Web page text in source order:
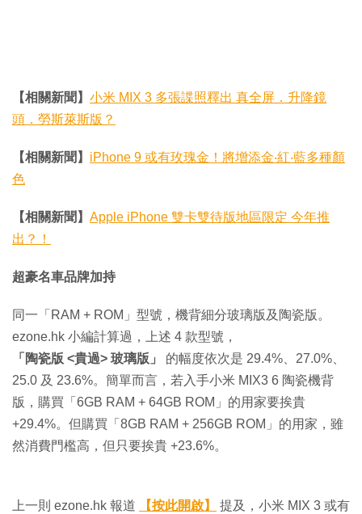
【相關新聞】 小米 MIX 3 多張諜照釋出 真全屏．升降鏡
頭．勞斯萊斯版？
【相關新聞】 iPhone 9 或有玫瑰金！將增添金‧紅‧藍多種顏
色
【相關新聞】 Apple iPhone 雙卡雙待版地區限定 今年推
出？！
超豪名車品牌加持
同一「RAM + ROM」型號，機背細分玻璃版及陶瓷版。
ezone.hk 小編計算過，上述 4 款型號，
「陶瓷版 <貴過> 玻璃版」 的幅度依次是 29.4%、27.0%、
25.0 及 23.6%。簡單而言，若入手小米 MIX3 6 陶瓷機背
版，購買「6GB RAM + 64GB ROM」的用家要挨貴
+29.4%。但購買「8GB RAM + 256GB ROM」的用家，雖
然消費門檻高，但只要挨貴 +23.6%。
上一則 ezone.hk 報道 【按此開啟】
提及，小米 MIX 3 或有